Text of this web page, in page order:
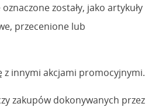
zostały, jako artykuły
przecenione lub
z innymi akcjami promocyjnymi.
zakupów dokonywanych przez